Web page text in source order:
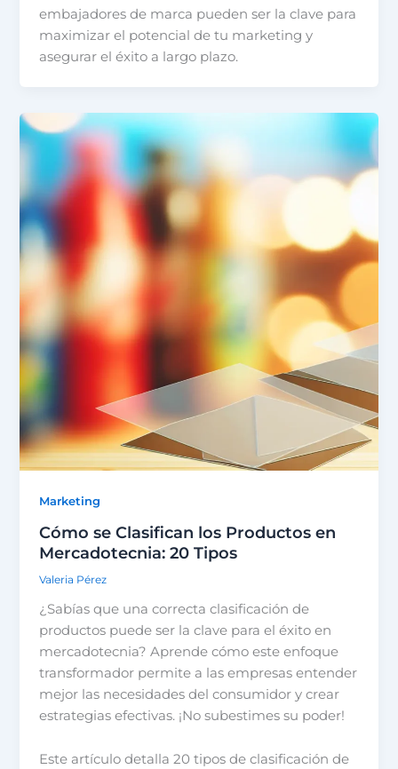
embajadores de marca pueden ser la clave para
maximizar el potencial de tu marketing y
asegurar el éxito a largo plazo.
Marketing
Cómo se Clasifican los Productos en
Mercadotecnia: 20 Tipos
Valeria Pérez
¿Sabías que una correcta clasificación de
productos puede ser la clave para el éxito en
mercadotecnia? Aprende cómo este enfoque
transformador permite a las empresas entender
mejor las necesidades del consumidor y crear
estrategias efectivas. ¡No subestimes su poder!
Este artículo detalla 20 tipos de clasificación de